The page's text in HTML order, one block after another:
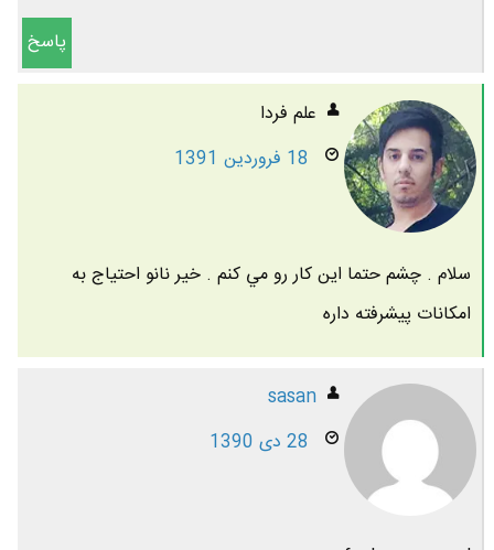
پاسخ
علم فردا
18 فروردین 1391
سلام . چشم حتما اين كار رو مي كنم . خير نانو احتياج به
امكانات پيشرفته داره
sasan
28 دی 1390